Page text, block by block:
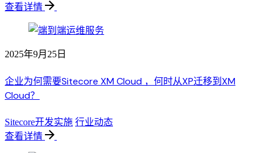
查看详情
2025年9月25日
企业为何需要Sitecore XM Cloud ，何时从XP迁移到XM
Cloud？
Sitecore开发实施 行业动态
查看详情